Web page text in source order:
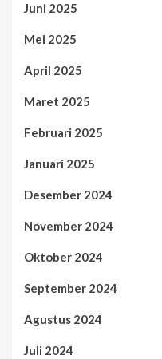
Juni 2025
Mei 2025
April 2025
Maret 2025
Februari 2025
Januari 2025
Desember 2024
November 2024
Oktober 2024
September 2024
Agustus 2024
Juli 2024